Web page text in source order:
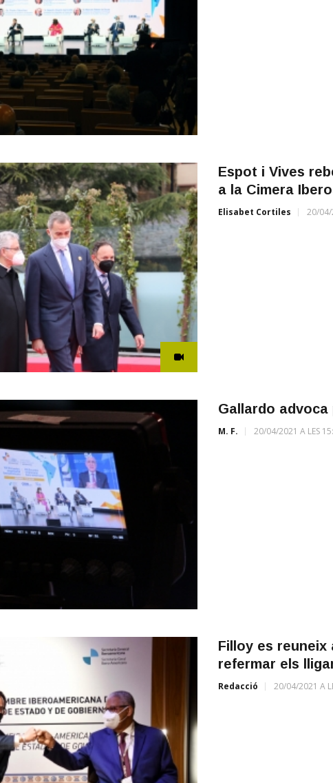
Espot i Vives
a la Cimera
Elisabet Cortiles 20/04/
Gallardo
M. F. 20/04/2021 A LES
Filloy es reuneix
refermar els
Redacció 20/04/2021 A